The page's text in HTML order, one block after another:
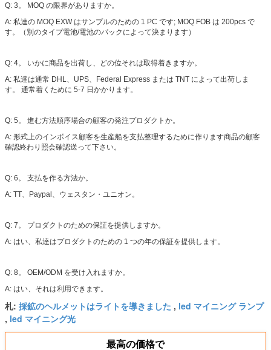
Q: 3。 MOQ の限界がありますか。
A: 私達の MOQ EXW はサンプルのための 1 PC です; MOQ FOB は 200pcs で
す。（別のタイプ電池/電池のパックによって決まります）
Q: 4。 いかに商品を出荷し、どの位それは取得着きますか。
A: 私達は通常 DHL、UPS、Federal Express または TNT によって出荷しま
す。 通常着くために 5-7 日かかります。
Q: 5。 進む方法順序場合の顧客の発注プロダクトか。
A: 形式上のインボイス顧客を生産船を支払整理するために作ります商品の顧客
確認終わり照会確認送って下さい。
Q: 6。 支払を作る方法か。
A: TT、Paypal、ウェスタン・ユニオン。
Q: 7。 プロダクトのための保証を提供しますか。
A: はい、私達はプロダクトのための 1 つの年の保証を提供します。
Q: 8。 OEM/ODM を受け入れますか。
A: はい、それは利用できます。
札: 採鉱のヘルメットはライトを導きました , led マイニング ランプ
, led マイニング光
最高の価格で